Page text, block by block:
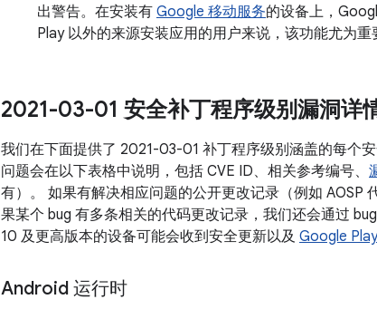
出警告。在安装有 Google 移动服务的设备上，
Play 以外的来源安装应用的用户来说，该功能尤为重
2021-03-01 安全补丁程序级别漏洞详
我们在下面提供了 2021-03-01 补丁程序级别涵盖的每个
问题会在以下表格中说明，包括 CVE ID、相关参考编号、
有）。 如果有解决相应问题的公开更改记录（例如 AOSP
果某个 bug 有多条相关的代码更改记录，我们还会通过
10 及更高版本的设备可能会收到安全更新以及 Google
Android 运行时